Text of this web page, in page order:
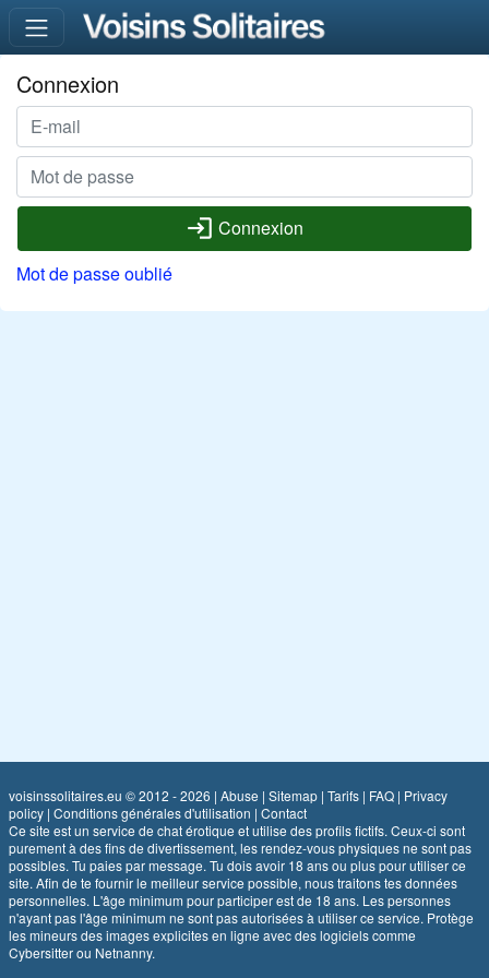
Connexion
login Connexion
Mot de passe oublié
voisinssolitaires.eu © 2012 - 2026 | Abuse | Sitemap| Tarifs| FAQ| Privacy
policy| Conditions générales d'utilisation | Contact
Ce site est un service de chat érotique et utilise des profils fictifs. Ceux-ci sont
purement à des fins de divertissement, les rendez-vous physiques ne sont pas
possibles. Tu paies par message. Tu dois avoir 18 ans ou plus pour utiliser ce
site. Afin de te fournir le meilleur service possible, nous traitons tes données
personnelles. L'âge minimum pour participer est de 18 ans. Les personnes
n'ayant pas l'âge minimum ne sont pas autorisées à utiliser ce service. Protège
les mineurs des images explicites en ligne avec des logiciels comme
Cybersitter ou Netnanny.